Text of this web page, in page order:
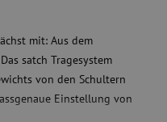
mit: Aus dem
satch Tragesystem
von den Schultern
Einstellung von